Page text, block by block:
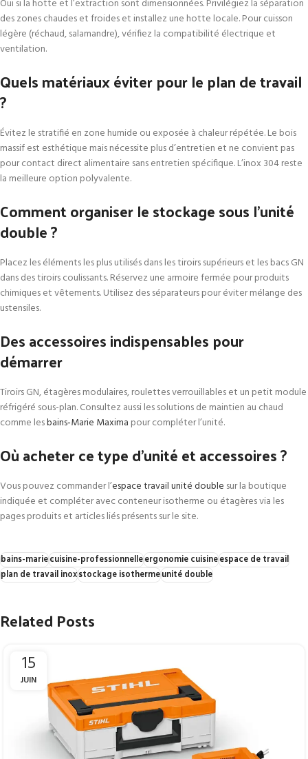
Oui si la hotte et l’extraction sont dimensionnées. Privilégiez la séparation
des zones chaudes et froides et installez une hotte locale. Pour cuisson
légère (réchaud, salamandre), vérifiez la compatibilité électrique et
ventilation.
Quels matériaux éviter pour le plan de travail
?
Évitez le stratifié en zone humide ou exposée à chaleur répétée. Le bois
massif est esthétique mais nécessite plus d’entretien et ne convient pas
pour contact direct alimentaire sans entretien spécifique. L’inox 304 reste
la meilleure option polyvalente.
Comment organiser le stockage sous l’unité
double ?
Placez les éléments les plus utilisés dans les tiroirs supérieurs et les bacs GN
dans des tiroirs coulissants. Réservez une armoire fermée pour produits
chimiques et vêtements. Utilisez des séparateurs pour éviter mélange des
ustensiles.
Des accessoires indispensables pour
démarrer
Tiroirs GN, étagères modulaires, roulettes verrouillables et un petit module
réfrigéré sous-plan. Consultez aussi les solutions de maintien au chaud
comme lesbains‑Marie Maxima pour compléter l’unité.
Où acheter ce type d’unité et accessoires ?
Vous pouvez commander l’espace travail unité double sur la boutique
indiquée et compléter avec conteneur isotherme ou étagères via les
pages produits et articles liés présents sur le site.
bains-mariecuisine-professionnelleergonomie cuisineespace de travail
plan de travail inoxstockage isothermeunité double
Related Posts
15
JUIN